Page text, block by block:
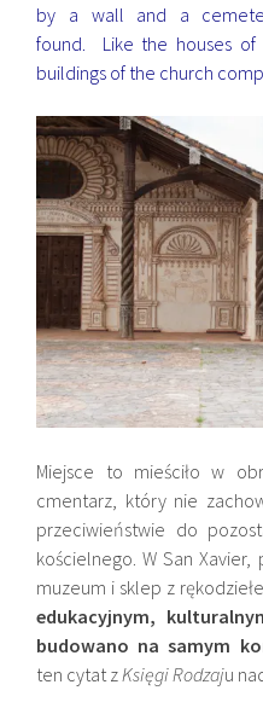
by a wall and a
found. Like the houses of
buildings of the church
Miejsce to mieściło w
cmentarz, który nie
przeciwieństwie do
kościelnego. W San
muzeum i sklep z
edukacyjnym,
budowano na samym
ten cytat zKsięgi Rodzaju